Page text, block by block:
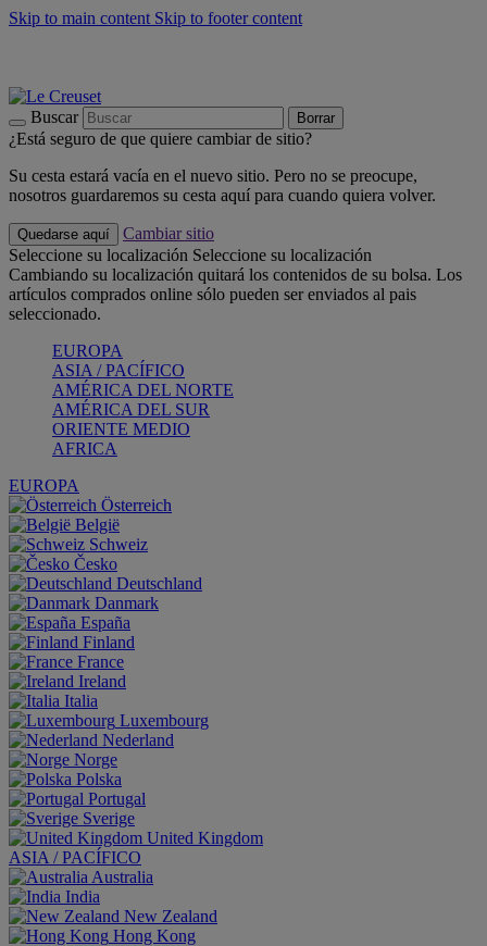
Skip to main content Skip to footer content
Buscar Borrar
¿Está seguro de que quiere cambiar de sitio?
Su cesta estará vacía en el nuevo sitio. Pero no se preocupe,
nosotros guardaremos su cesta aquí para cuando quiera volver.
Quedarse aquí
Cambiar sitio
Seleccione su localización Seleccione su localización
Cambiando su localización quitará los contenidos de su bolsa. Los
artículos comprados online sólo pueden ser enviados al pais
seleccionado.
EUROPA
ASIA / PACÍFICO
AMÉRICA DEL NORTE
AMÉRICA DEL SUR
ORIENTE MEDIO
AFRICA
EUROPA
Österreich
België
Schweiz
Česko
Deutschland
Danmark
España
Finland
France
Ireland
Italia
Luxembourg
Nederland
Norge
Polska
Portugal
Sverige
United Kingdom
ASIA / PACÍFICO
Australia
India
New Zealand
Hong Kong